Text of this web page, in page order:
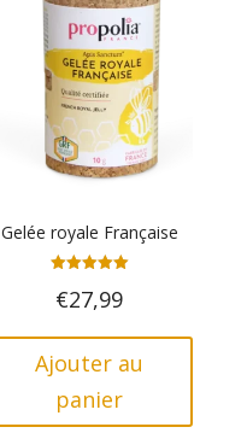
Gelée royale Française
5.00
sur 5
€27,99
Ajouter au
panier